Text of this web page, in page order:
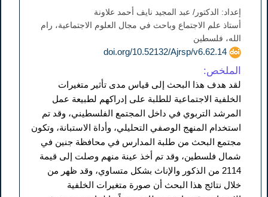
إعداد: الدكتور/ عبد المجيد نايف أحمد علاونة
أستاذ علم الاجتماع وباحث في مجال العلوم الاجتماعية، رام
الله، فلسطين
doi.org/10.52132/Ajrsp/v6.62.14
الملخص:
لقد هدف هذا البحث إلى قياس مدى تأثير متغيرات
الخلفية الاجتماعية للطلبة على إدراكهم لطبيعة عمل
المرشد التربوي في داخل المجتمع الفلسطيني، وقد تم
استخدام المنهج الوصفي التحليلي، وأداة الاستبانة، وتكون
مجتمع البحث من طلبة المدارس في محافظة جنين في
شمال فلسطين، وقد تم أخذ عينة منهم وصلت إلى قيمة
2114 من الذكور والإناث بشكل متساوي، وقد ظهر من
خلال نتائج هذا البحث أن صورة متغيرات الخلفية